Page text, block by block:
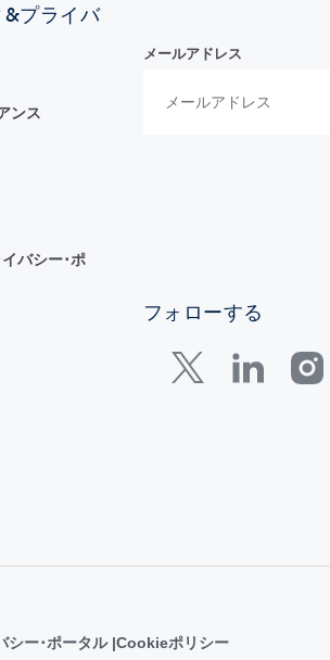
プライバ
ンス
バシー･ポ
メールアドレス
フォローする
シー･ポータル Cookieポリシー